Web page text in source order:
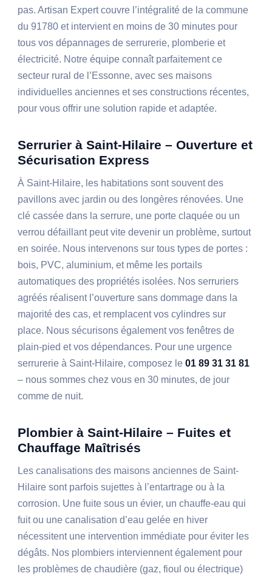
pas. Artisan Expert couvre l’intégralité de la commune
du 91780 et intervient en moins de 30 minutes pour
tous vos dépannages de serrurerie, plomberie et
électricité. Notre équipe connaît parfaitement ce
secteur rural de l’Essonne, avec ses maisons
individuelles anciennes et ses constructions récentes,
pour vous offrir une solution rapide et adaptée.
Serrurier à Saint-Hilaire – Ouverture et
Sécurisation Express
À Saint-Hilaire, les habitations sont souvent des
pavillons avec jardin ou des longères rénovées. Une
clé cassée dans la serrure, une porte claquée ou un
verrou défaillant peut vite devenir un problème, surtout
en soirée. Nous intervenons sur tous types de portes :
bois, PVC, aluminium, et même les portails
automatiques des propriétés isolées. Nos serruriers
agréés réalisent l’ouverture sans dommage dans la
majorité des cas, et remplacent vos cylindres sur
place. Nous sécurisons également vos fenêtres de
plain-pied et vos dépendances. Pour une urgence
serrurerie à Saint-Hilaire, composez le01 89 31 31 81
– nous sommes chez vous en 30 minutes, de jour
comme de nuit.
Plombier à Saint-Hilaire – Fuites et
Chauffage Maîtrisés
Les canalisations des maisons anciennes de Saint-
Hilaire sont parfois sujettes à l’entartrage ou à la
corrosion. Une fuite sous un évier, un chauffe-eau qui
fuit ou une canalisation d’eau gelée en hiver
nécessitent une intervention immédiate pour éviter les
dégâts. Nos plombiers interviennent également pour
les problèmes de chaudière (gaz, fioul ou électrique)